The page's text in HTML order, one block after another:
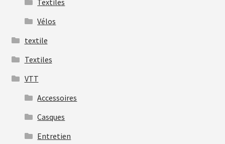
Textiles
Vélos
textile
Textiles
VTT
Accessoires
Casques
Entretien